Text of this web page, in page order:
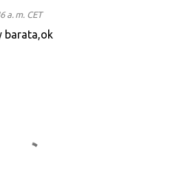
a. m. CET
barata,ok